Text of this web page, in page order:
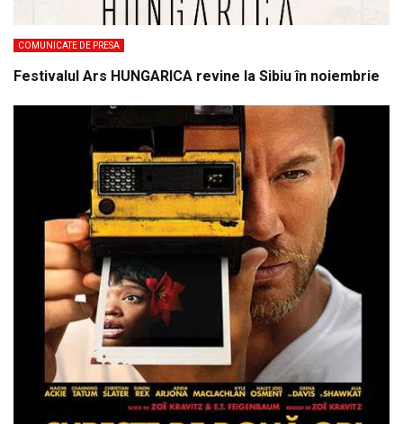
COMUNICATE DE PRESA
Festivalul Ars HUNGARICA revine la Sibiu în noiembrie